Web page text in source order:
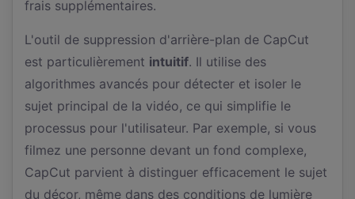
frais supplémentaires.
L'outil de suppression d'arrière-plan de CapCut
est particulièrement intuitif. Il utilise des
algorithmes avancés pour détecter et isoler le
sujet principal de la vidéo, ce qui simplifie le
processus pour l'utilisateur. Par exemple, si vous
filmez une personne devant un fond complexe,
CapCut parvient à distinguer efficacement le sujet
du décor, même dans des conditions de lumière